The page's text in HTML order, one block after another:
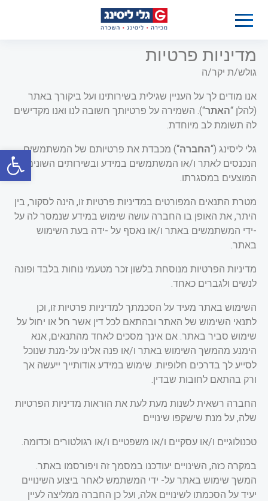
פתח
מדיניות פרטיות
גולש/ת יקר/ה
אנו מודים לך על העניין שגילית בשירותינו ועל ביקורך באתר
(להלן “האתר“). השמירה על פרטיותך חשובה לנו ואנו מקדישים
לה תשומת לב מיוחדת.
גלי ליסינג (“החברה“) מכבדת את פרטיותם של המשתמשים
הנכנסים לאתר ו/או המשתמשים במידע ובשירותים השונים
המוצעים במסגרתו.
מטרת התנאים המפורטים במדיניות פרטיות זו, הינה לסקור,בין
היתר, את האופן בו החברה עושה שימוש במידע שנמסר לה על
-ידי המשתמשים באתר ו/או נאסף על -ידה בעת השימוש
באתר.
מדיניות הפרטיות מנוסחת בלשון זכר מטעמי נוחות בלבד ופונה
לנשים ולגברים כאחד.
השימוש באתר מעיד על הסכמתך למדיניות פרטיות זו, וכן
לתנאי השימוש של האתר ובהתאם לכל דין אשר חל או יחול על
שימוש סביר באתר. אם אינך מסכים לאחד מהתנאים, אנא
הימנע מהמשך השימוש באתר ו/או פנה אלינו על-מנת שנוכל
לסייע לך בדרכים חלופיות. שימוש במידע אודותייך ייעשה אך
ורק בהתאם לחובות שבדין.
החברה רשאית לשנות מעת לעת את הוראות מדיניות הפרטיות
שלה, על מנת שישקפו שינויים
טכנולוגיים ו/או עסקיים ו/או משפטיים ו/או רגולטורים וכדומה.
במקרה כזה, השינויים יעודכנו במסמך זה ויפורסמו באתר.
המשך שימוש באתר על- ידי המשתמש לאחר ביצוע השינויים
יעיד על הסכמתו לשינויים אלה, ועל כן החברה ממליצה לעיין